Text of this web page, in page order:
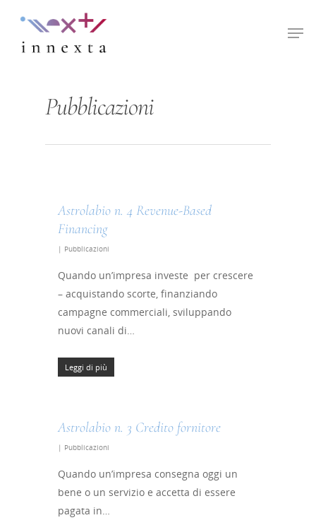
Pubblicazioni
Astrolabio n. 4 Revenue-Based
Financing
| Pubblicazioni
Quando un’impresa investe per crescere
– acquistando scorte, finanziando
campagne commerciali, sviluppando
nuovi canali di…
Leggi di più
Astrolabio n. 3 Credito fornitore
| Pubblicazioni
Quando un’impresa consegna oggi un
bene o un servizio e accetta di essere
pagata in…